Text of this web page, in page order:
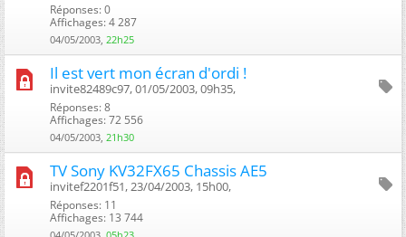
Réponses: 0
Affichages: 4 287
04/05/2003, 22h25
Il est vert mon écran d'ordi !
invite82489c97, 01/05/2003, 09h35, ‎
Réponses: 8
Affichages: 72 556
04/05/2003, 21h30
TV Sony KV32FX65 Chassis AE5
invitef2201f51, 23/04/2003, 15h00, ‎
Réponses: 11
Affichages: 13 744